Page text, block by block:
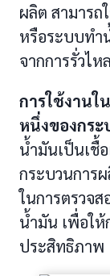
ผลิต สามารถ
หรือระบบทำ
จากการรั่วไ
การใช้งานใ
หนึ่งของกระ
น้ำมันเป็นเชื้
กระบวนการ
ในการตรวจ
น้ำมัน เพื่อให้
ประสิทธิภาพ